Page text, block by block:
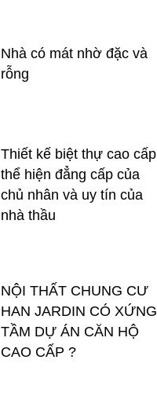
Nhà có mát nhờ đặc và
rỗng
Thiết kế biệt thự cao cấp
thể hiện đẳng cấp của
chủ nhân và uy tín của
nhà thầu
NỘI THẤT CHUNG CƯ
HAN JARDIN CÓ XỨNG
TẦM DỰ ÁN CĂN HỘ
CAO CẤP ?